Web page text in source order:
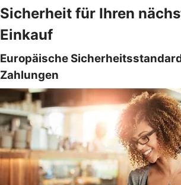
Sicherheit für Ihren
Einkauf
Europäische
Zahlungen